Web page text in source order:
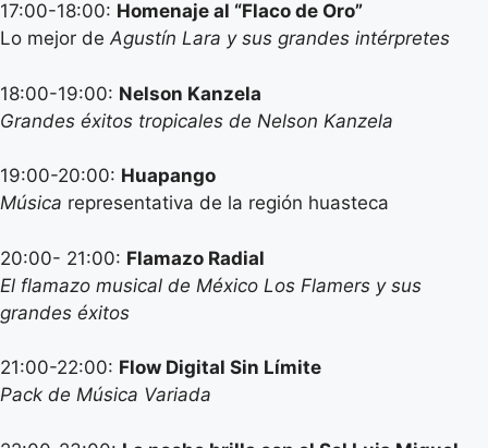
17:00-18:00: Homenaje al “Flaco de Oro”
Lo mejor deAgustín Lara y sus grandes intérpretes
18:00-19:00: Nelson Kanzela
Grandes éxitos tropicales de Nelson Kanzela
19:00-20:00: Huapango
Música representativa de la región huasteca
20:00- 21:00: Flamazo Radial
El flamazo musical de México Los Flamers y sus
grandes éxitos
21:00-22:00: Flow Digital Sin Límite
Pack de Música Variada